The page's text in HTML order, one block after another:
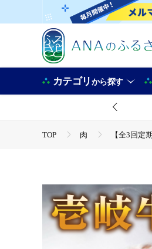
カテゴリから探す
TOP 肉 【全3回定